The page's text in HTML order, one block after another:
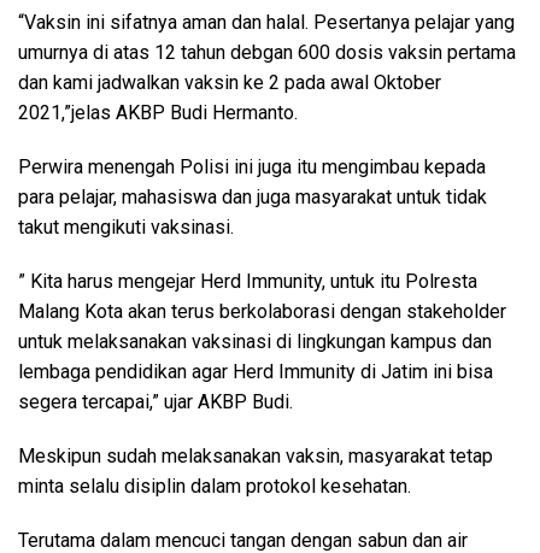
“Vaksin ini sifatnya aman dan halal. Pesertanya pelajar yang
umurnya di atas 12 tahun debgan 600 dosis vaksin pertama
dan kami jadwalkan vaksin ke 2 pada awal Oktober
2021,”jelas AKBP Budi Hermanto.
Perwira menengah Polisi ini juga itu mengimbau kepada
para pelajar, mahasiswa dan juga masyarakat untuk tidak
takut mengikuti vaksinasi.
” Kita harus mengejar Herd Immunity, untuk itu Polresta
Malang Kota akan terus berkolaborasi dengan stakeholder
untuk melaksanakan vaksinasi di lingkungan kampus dan
lembaga pendidikan agar Herd Immunity di Jatim ini bisa
segera tercapai,” ujar AKBP Budi.
Meskipun sudah melaksanakan vaksin, masyarakat tetap
minta selalu disiplin dalam protokol kesehatan.
Terutama dalam mencuci tangan dengan sabun dan air